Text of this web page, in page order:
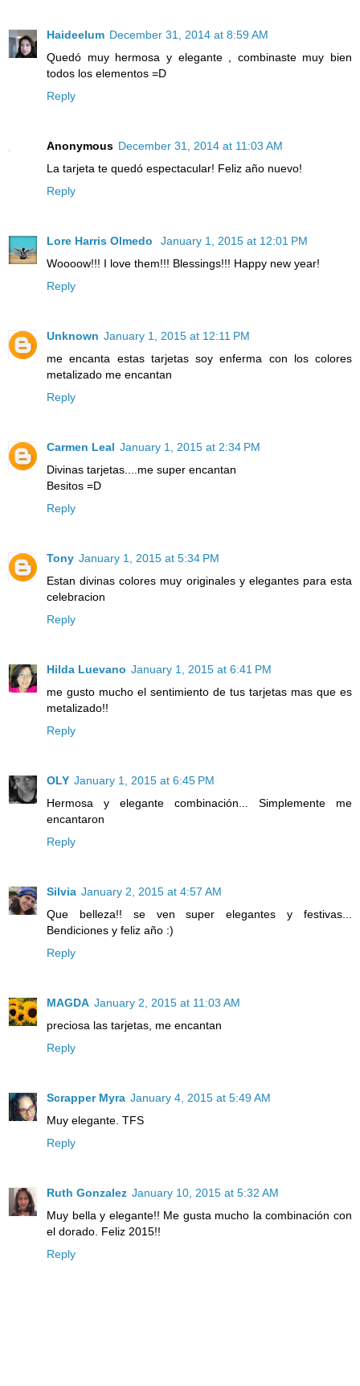
Haideelum December 31, 2014 at 8:59 AM
Quedó muy hermosa y elegante , combinaste muy bien
todos los elementos =D
Reply
Anonymous December 31, 2014 at 11:03 AM
La tarjeta te quedó espectacular! Feliz año nuevo!
Reply
Lore Harris Olmedo
January 1, 2015 at 12:01 PM
Woooow!!! I love them!!! Blessings!!! Happy new year!
Reply
Unknown January 1, 2015 at 12:11 PM
me encanta estas tarjetas soy enferma con los colores
metalizado me encantan
Reply
Carmen Leal January 1, 2015 at 2:34 PM
Divinas tarjetas....me super encantan
Besitos =D
Reply
Tony January 1, 2015 at 5:34 PM
Estan divinas colores muy originales y elegantes para esta
celebracion
Reply
Hilda Luevano January 1, 2015 at 6:41 PM
me gusto mucho el sentimiento de tus tarjetas mas que es
metalizado!!
Reply
OLY January 1, 2015 at 6:45 PM
Hermosa y elegante combinación... Simplemente me
encantaron
Reply
Silvia January 2, 2015 at 4:57 AM
Que belleza!! se ven super elegantes y festivas...
Bendiciones y feliz año :)
Reply
MAGDA January 2, 2015 at 11:03 AM
preciosa las tarjetas, me encantan
Reply
Scrapper Myra January 4, 2015 at 5:49 AM
Muy elegante. TFS
Reply
Ruth Gonzalez January 10, 2015 at 5:32 AM
Muy bella y elegante!! Me gusta mucho la combinación con
el dorado. Feliz 2015!!
Reply